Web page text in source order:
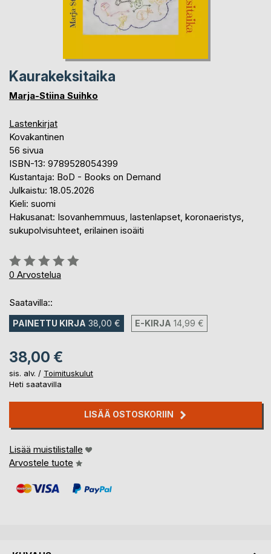
Kaurakeksitaika
Marja-Stiina Suihko
Lastenkirjat
Kovakantinen
56 sivua
ISBN-13: 9789528054399
Kustantaja: BoD - Books on Demand
Julkaistu: 18.05.2026
Kieli: suomi
Hakusanat: Isovanhemmuus, lastenlapset, koronaeristys,
sukupolvisuhteet, erilainen isoäiti
Arvostelu::
0%
0 Arvostelua
Saatavilla::
PAINETTU KIRJA 38,00 € E-KIRJA 14,99 €
38,00 €
sis. alv. / Toimituskulut
Heti saatavilla
LISÄÄ OSTOSKORIIN
Lisää muistilistalle
Arvostele tuote